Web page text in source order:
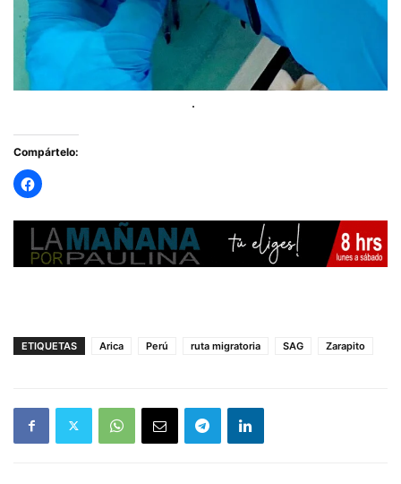
Compártelo:
ETIQUETAS Arica Perú ruta migratoria SAG Zarapito